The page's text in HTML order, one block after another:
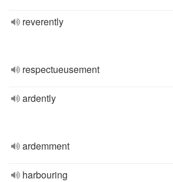
reverently
respectueusement
ardently
ardemment
harbouring